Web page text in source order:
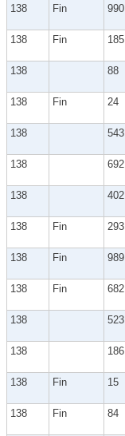
138
Fin 990
138
Fin 185
138
88
138
Fin 24
138
543
138
692
138
402
138
Fin 293
138
Fin 989
138
Fin 682
138
523
138
186
138
Fin 15
138
Fin 84